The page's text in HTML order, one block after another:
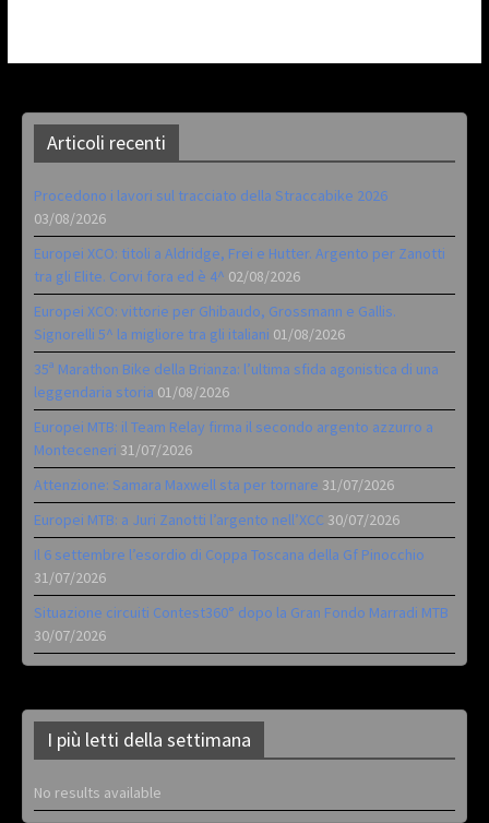
Articoli recenti
Procedono i lavori sul tracciato della Straccabike 2026
03/08/2026
Europei XCO: titoli a Aldridge, Frei e Hutter. Argento per Zanotti
tra gli Elite. Corvi fora ed è 4^ 02/08/2026
Europei XCO: vittorie per Ghibaudo, Grossmann e Gallis.
Signorelli 5^ la migliore tra gli italiani 01/08/2026
35ª Marathon Bike della Brianza: l’ultima sfida agonistica di una
leggendaria storia 01/08/2026
Europei MTB: il Team Relay firma il secondo argento azzurro a
Monteceneri 31/07/2026
Attenzione: Samara Maxwell sta per tornare 31/07/2026
Europei MTB: a Juri Zanotti l’argento nell’XCC 30/07/2026
Il 6 settembre l’esordio di Coppa Toscana della Gf Pinocchio
31/07/2026
Situazione circuiti Contest360° dopo la Gran Fondo Marradi MTB
30/07/2026
I più letti della settimana
No results available